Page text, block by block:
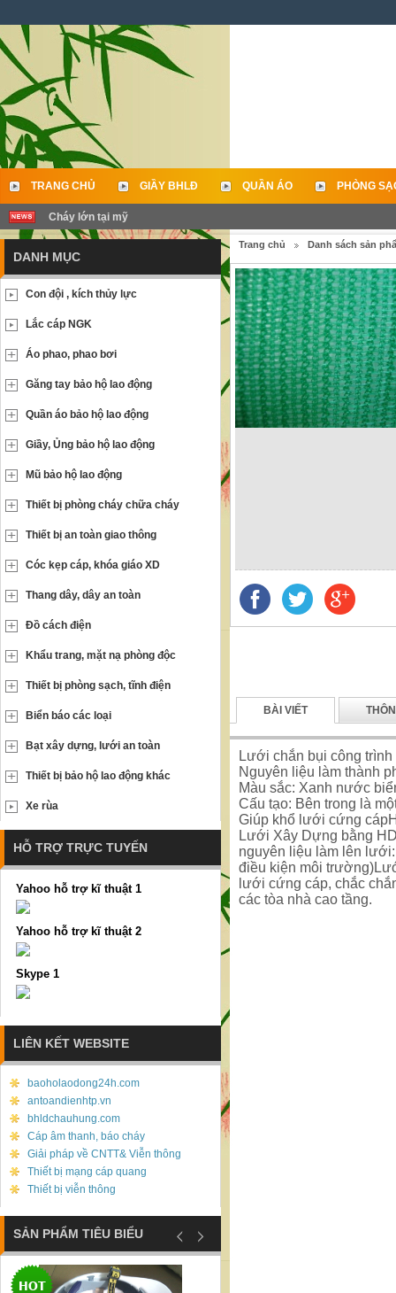
TRANG CHỦ GIẦY BHLĐ QUẦN ÁO PHÒNG
LIÊN HỆ
Cháy lớn tại mỹ
Trang chủ Danh sách sản
BÀI VIẾT
Lưới chắn bụi công
Nguyên liệu làm thành
Màu sắc: Xanh nước
Cấu tạo: Bên trong là
Giúp khổ lưới cứng
Lưới Xây Dựng bằng
nguyên liệu làm lên
điều kiện môi
lưới cứng cáp, chắc
các tòa nhà cao tầng.
DANH MỤC
Con đội , kích thủy lực
Lắc cáp NGK
Áo phao, phao bơi
Găng tay bảo hộ lao động
Quần áo bảo hộ lao động
Giầy, Ủng bảo hộ lao động
Mũ bảo hộ lao động
Thiết bị phòng cháy chữa cháy
Thiết bị an toàn giao thông
Cóc kẹp cáp, khóa giáo XD
Thang dây, dây an toàn
Đồ cách điện
Khẩu trang, mặt nạ phòng độc
Thiết bị phòng sạch, tĩnh điện
Biển báo các loại
Bạt xây dựng, lưới an toàn
Thiết bị bảo hộ lao động khác
Xe rùa
HỖ TRỢ TRỰC TUYẾN
Yahoo hỗ trợ kĩ thuật 1
Yahoo hỗ trợ kĩ thuật 2
Skype 1
LIÊN KẾT WEBSITE
baoholaodong24h.com
antoandienhtp.vn
bhldchauhung.com
Cáp âm thanh, báo cháy
Giải pháp về CNTT& Viễn thông
Thiết bị mạng cáp quang
Thiết bị viễn thông
SẢN PHẨM TIÊU BIỂU